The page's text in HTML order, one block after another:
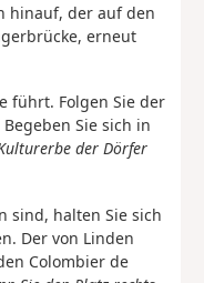
hinauf, der auf den
erneut
führt. Folgen Sie der
Sie sich in
der Dörfer
sind, halten Sie sich
Der von Linden
Colombier de